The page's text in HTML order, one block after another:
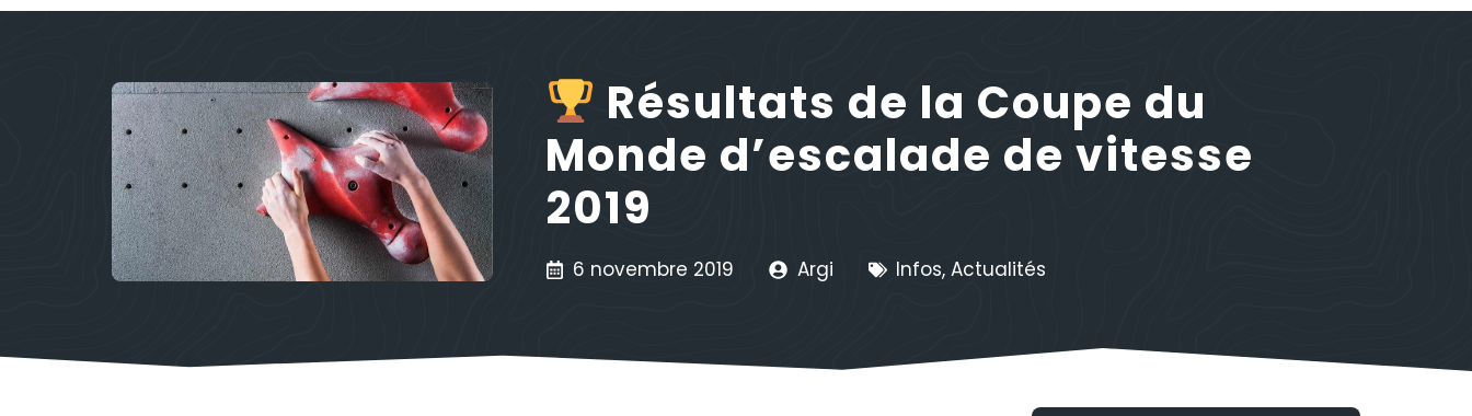
Résultats de la Coupe du
Monde d’escalade de vitesse
2019
6 novembre 2019 Argi Infos,Actualités